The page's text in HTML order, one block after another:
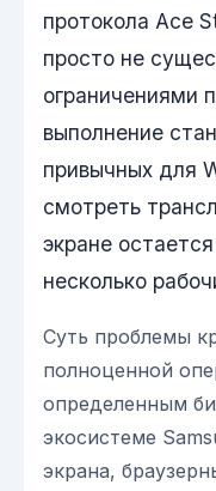
протокола Ace
просто не
ограничениями
выполнение
привычных для
смотреть
экране
несколько
Суть проблемы
полноценной
определенным
экосистеме
экрана,